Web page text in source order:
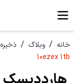
خانه / وبلاگ /
10ezex 1tb